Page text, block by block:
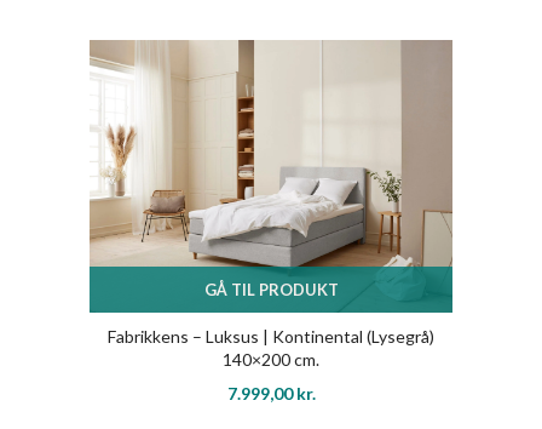
GÅ TIL PRODUKT
Fabrikkens – Luksus | Kontinental (Lysegrå)
140×200 cm.
7.999,00kr.